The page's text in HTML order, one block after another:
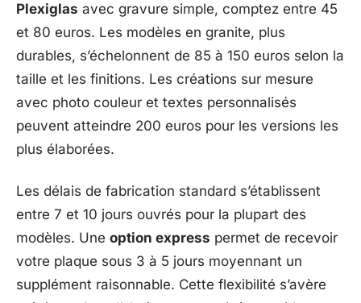
Plexiglas avec gravure simple, comptez entre 45
et 80 euros. Les modèles en granite, plus
durables, s’échelonnent de 85 à 150 euros selon la
taille et les finitions. Les créations sur mesure
avec photo couleur et textes personnalisés
peuvent atteindre 200 euros pour les versions les
plus élaborées.
Les délais de fabrication standard s’établissent
entre 7 et 10 jours ouvrés pour la plupart des
modèles. Une option express permet de recevoir
votre plaque sous 3 à 5 jours moyennant un
supplément raisonnable. Cette flexibilité s’avère